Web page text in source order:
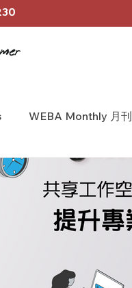
WEBA Monthly 月刊
Profressional